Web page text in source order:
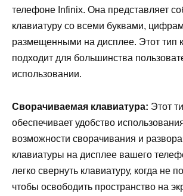
телефоне Infinix. Она представляет
клавиатуру со всеми буквами,
размещенными на дисплее. Этот тип
подходит для большинства
использовании.
Сворачиваемая клавиатура: Этот
обеспечивает удобство
возможности сворачивания и
клавиатуры на дисплее вашего
легко свернуть клавиатуру, когда не
чтобы освободить пространство на